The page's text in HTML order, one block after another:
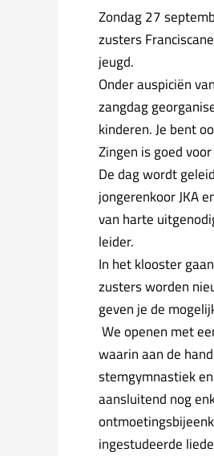
Zondag 27
zusters
jeugd.
Onder auspiciën
zangdag
kinderen. Je bent
Zingen is goed
De dag wordt
jongerenkoor JKA
van harte
leider.
In het klooster
zusters worden
geven je de
We openen met
waarin aan de
stemgymnastiek
aansluitend nog
ingestudeerde
tieners
en
kinderen
(27
september
2026)